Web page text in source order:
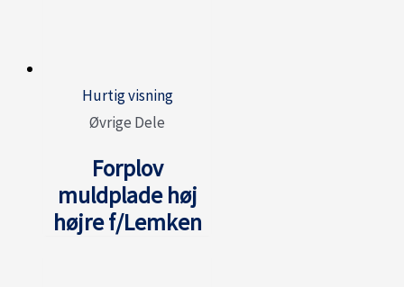
Hurtig visning
Øvrige Dele
Forplov
muldplade høj
højre f/Lemken